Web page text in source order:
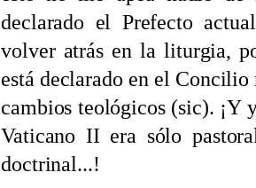
declarado el Prefecto
volver atrás en la liturgia,
está declarado en el
cambios teológicos (sic). ¡Y
Vaticano II era sólo
doctrinal...!